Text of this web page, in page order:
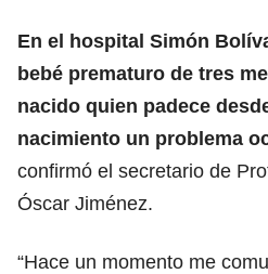
En el hospital Simón
bebé prematuro de tres
nacido quien padece
nacimiento un problema
confirmó el secretario de
Óscar Jiménez.
“Hace un momento me